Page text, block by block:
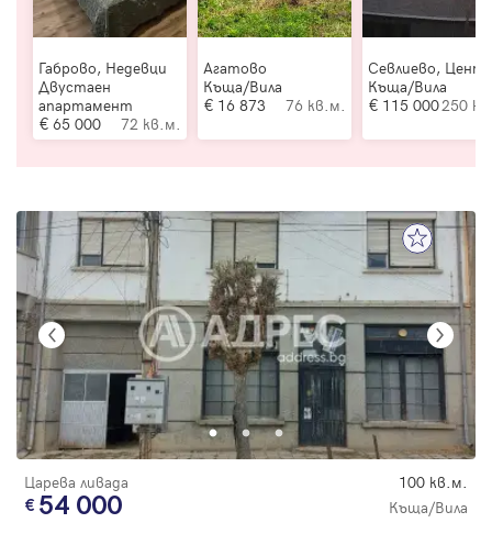
Габрово, Недевци
Двустаен
апартамент
65 000
72 кв.м.
Агатово
Къща/Вила
16 873
76 кв.м.
Севлиево,
Къща/Вила
115 000250
Царева ливада 100 кв.м.
54 000 Къща/Вила